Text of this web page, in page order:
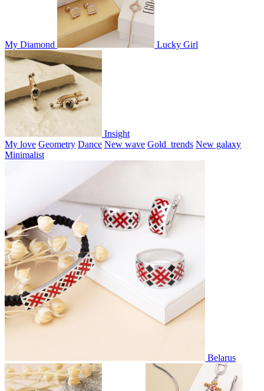
My Diamond Lucky Girl
Insight
My love Geometry Dance New wave Gold_trends New galaxy
Minimalist
Belarus